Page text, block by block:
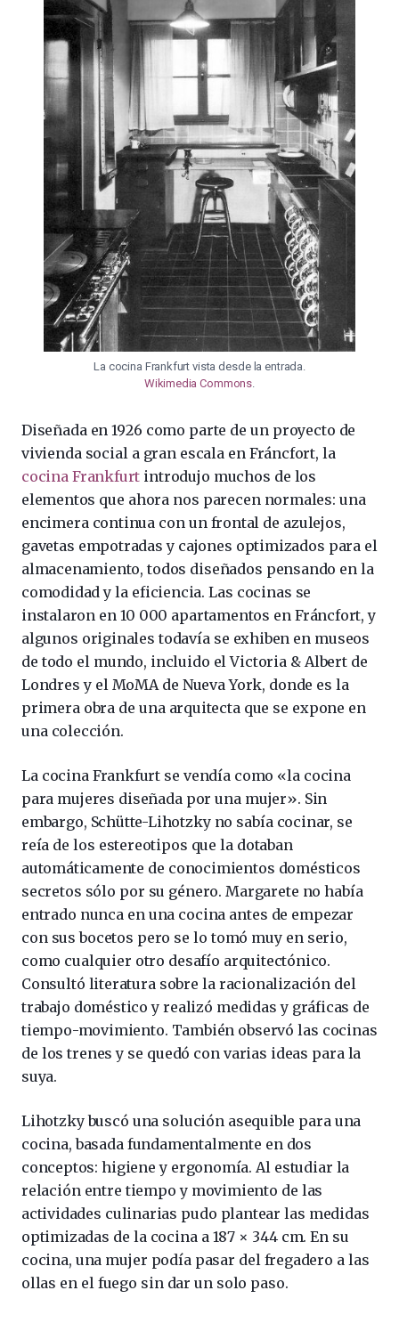
La cocina Frankfurt vista desde la entrada.
Wikimedia Commons.
Diseñada en 1926 como parte de un proyecto de
vivienda social a gran escala en Fráncfort, la
cocina Frankfurt introdujo muchos de los
elementos que ahora nos parecen normales: una
encimera continua con un frontal de azulejos,
gavetas empotradas y cajones optimizados para el
almacenamiento, todos diseñados pensando en la
comodidad y la eficiencia. Las cocinas se
instalaron en 10 000 apartamentos en Fráncfort, y
algunos originales todavía se exhiben en museos
de todo el mundo, incluido el Victoria & Albert de
Londres y el MoMA de Nueva York, donde es la
primera obra de una arquitecta que se expone en
una colección.
La cocina Frankfurt se vendía como «la cocina
para mujeres diseñada por una mujer». Sin
embargo, Schütte-Lihotzky no sabía cocinar, se
reía de los estereotipos que la dotaban
automáticamente de conocimientos domésticos
secretos sólo por su género. Margarete no había
entrado nunca en una cocina antes de empezar
con sus bocetos pero se lo tomó muy en serio,
como cualquier otro desafío arquitectónico.
Consultó literatura sobre la racionalización del
trabajo doméstico y realizó medidas y gráficas de
tiempo-movimiento. También observó las cocinas
de los trenes y se quedó con varias ideas para la
suya.
Lihotzky buscó una solución asequible para una
cocina, basada fundamentalmente en dos
conceptos: higiene y ergonomía. Al estudiar la
relación entre tiempo y movimiento de las
actividades culinarias pudo plantear las medidas
optimizadas de la cocina a 187 × 344 cm. En su
cocina, una mujer podía pasar del fregadero a las
ollas en el fuego sin dar un solo paso.